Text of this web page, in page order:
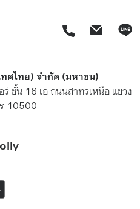
ศไทย) จำกัด (มหาชน)
ชั้น 16 เอ ถนนสาทรเหนือ แขวง
10500